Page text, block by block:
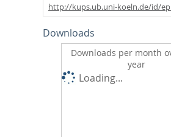
http://kups.ub.uni-koeln.de/id/
Downloads
Downloads per month
year
Loading...